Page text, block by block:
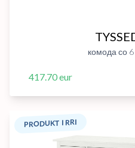
комода со
417.70 eur
PRODUKT I RRI